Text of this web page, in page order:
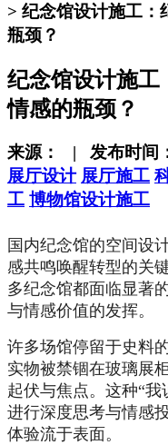
> 纪念馆设计施工：
瓶颈？
纪念馆设计施工
情感的瓶颈？
来源： | 发布时间
展厅设计 展厅施工
工 博物馆设计施工
国内纪念馆的空间设
感共鸣唤醒转型的关
多纪念馆都面临显著
与情感价值的发挥。
许多场馆停留于史料
实物被禁锢在玻璃展
起伏与焦点。这种“
进行深度思考与情感
体验流于表面。